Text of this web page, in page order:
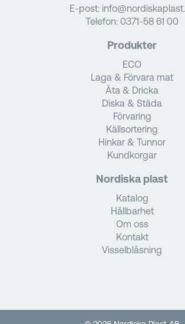
E-post:
Telefon: 0371-58 61 00
Produkter
ECO
Laga & Förvara mat
Äta & Dricka
Diska & Städa
Förvaring
Källsortering
Hinkar & Tunnor
Kundkorgar
Nordiska plast
Katalog
Hållbarhet
Om oss
Kontakt
Visselblåsning